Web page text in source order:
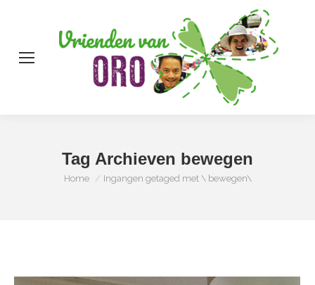
Tag Archieven bewegen
Je bent hier:
Home Ingangen getaged met \ bewegen\